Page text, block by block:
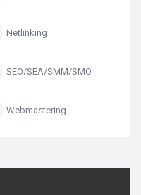
Netlinking
SEO/SEA/SMM/SMO
Webmastering